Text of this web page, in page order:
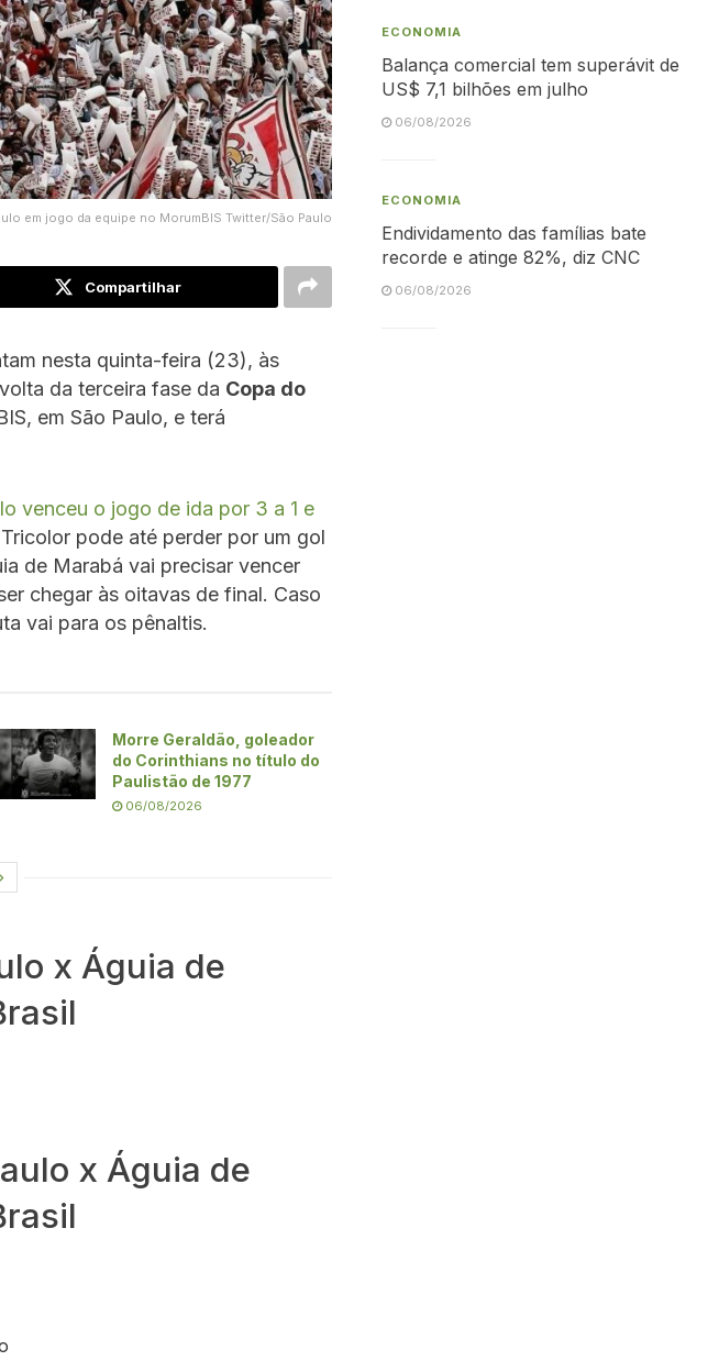
em jogo da equipe no MorumBIS Twitter/São Paulo
Compartilhar
nesta quinta-feira (23), às
da terceira fase da Copa do
em São Paulo, e terá
venceu o jogo de ida por 3 a 1 e
pode até perder por um gol
de Marabá vai precisar vencer
chegar às oitavas de final. Caso
vai para os pênaltis.
Morre Geraldão, goleador
do Corinthians no título do
Paulistão de 1977
06/08/2026
x Águia de
x Águia de
ECONOMIA
Balança comercial tem superávit de
US$ 7,1 bilhões em julho
06/08/2026
ECONOMIA
Endividamento das famílias bate
recorde e atinge 82%, diz CNC
06/08/2026